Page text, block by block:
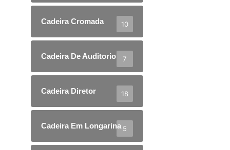
Cadeira Cromada 10
Cadeira De Auditorio 7
Cadeira Diretor 18
Cadeira Em Longarina 5